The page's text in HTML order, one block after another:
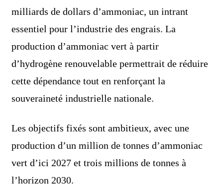
milliards de dollars d’ammoniac, un intrant
essentiel pour l’industrie des engrais. La
production d’ammoniac vert à partir
d’hydrogène renouvelable permettrait de réduire
cette dépendance tout en renforçant la
souveraineté industrielle nationale.
Les objectifs fixés sont ambitieux, avec une
production d’un million de tonnes d’ammoniac
vert d’ici 2027 et trois millions de tonnes à
l’horizon 2030.